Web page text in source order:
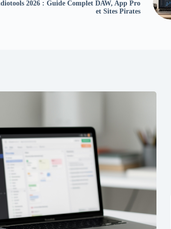
2026 : Guide Complet DAW, App Pro
et Sites Pirates